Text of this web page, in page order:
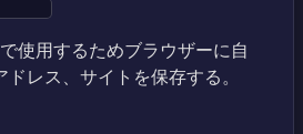
使用するためブラウザーに自
レス、サイトを保存する。